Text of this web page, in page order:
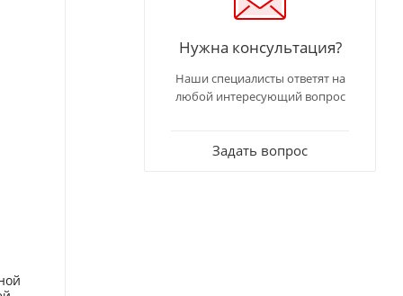
Нужна консультация?
Наши специалисты ответят на
любой интересующий вопрос
Задать вопрос